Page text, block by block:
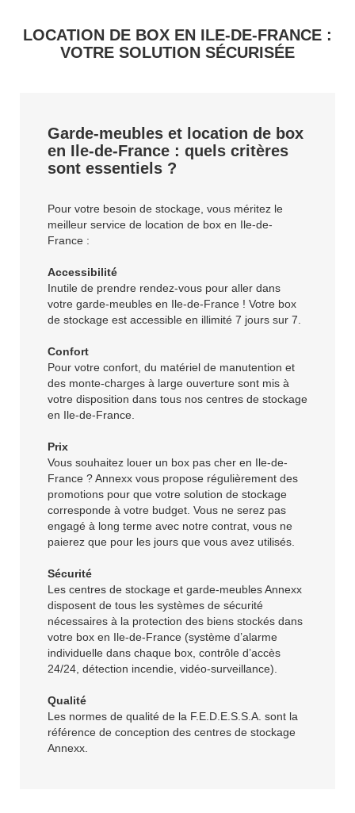
LOCATION DE BOX EN ILE-DE-FRANCE :
VOTRE SOLUTION SÉCURISÉE
Garde-meubles et location de box
en Ile-de-France : quels critères
sont essentiels ?
Pour votre besoin de stockage, vous méritez le
meilleur service de location de box en Ile-de-
France :
Accessibilité
Inutile de prendre rendez-vous pour aller dans
votre garde-meubles en Ile-de-France ! Votre box
de stockage est accessible en illimité 7 jours sur 7.
Confort
Pour votre confort, du matériel de manutention et
des monte-charges à large ouverture sont mis à
votre disposition dans tous nos centres de stockage
en Ile-de-France.
Prix
Vous souhaitez louer un box pas cher en Ile-de-
France ? Annexx vous propose régulièrement des
promotions pour que votre solution de stockage
corresponde à votre budget. Vous ne serez pas
engagé à long terme avec notre contrat, vous ne
paierez que pour les jours que vous avez utilisés.
Sécurité
Les centres de stockage et garde-meubles Annexx
disposent de tous les systèmes de sécurité
nécessaires à la protection des biens stockés dans
votre box en Ile-de-France (système d’alarme
individuelle dans chaque box, contrôle d’accès
24/24, détection incendie, vidéo-surveillance).
Qualité
Les normes de qualité de la F.E.D.E.S.S.A. sont la
référence de conception des centres de stockage
Annexx.